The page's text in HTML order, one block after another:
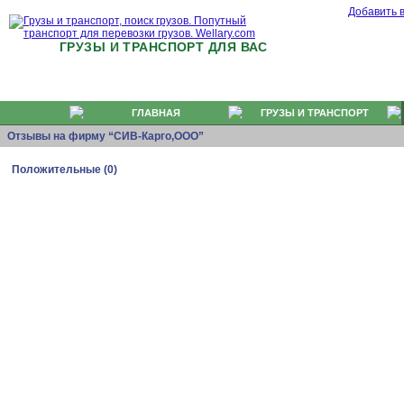
ГРУЗЫ И ТРАНСПОРТ ДЛЯ ВАС
Добавить
ГЛАВНАЯ ГРУЗЫ И ТРАНСПОРТ
Отзывы на фирму “СИВ-Карго,ООО”
Положительные (0)